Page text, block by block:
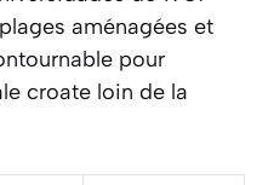
aménagées et
pour
croate loin de la